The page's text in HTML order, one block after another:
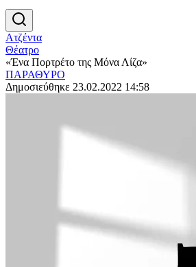
Ατζέντα
Θέατρο
«Ένα Πορτρέτο της Μόνα Λίζα»
ΠΑΡΑΘΥΡΟ
Δημοσιεύθηκε 23.02.2022 14:58